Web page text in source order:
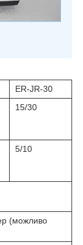
ER-JR-30
15/30
5/10
(можливо